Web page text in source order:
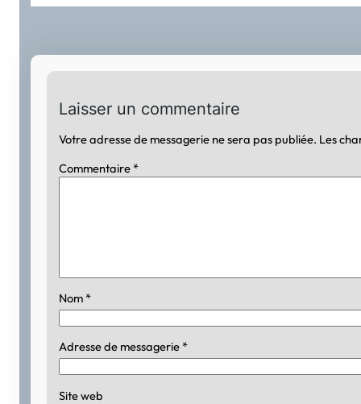
Laisser un commentaire
Votre adresse de messagerie ne sera pas publiée. Les
Commentaire *
Nom *
Adresse de messagerie *
Site web